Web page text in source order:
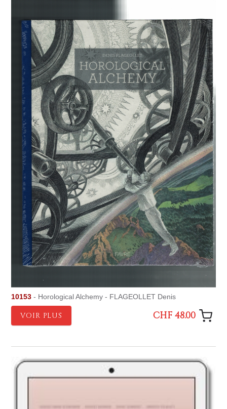
10153 - Horological Alchemy - FLAGEOLLET Denis
VOIR PLUS CHF 48.00